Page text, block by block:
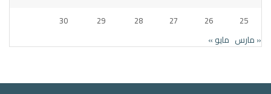
25
26
27
28
29
30
« مارس مايو »